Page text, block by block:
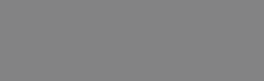
από το
με τον τρόπο